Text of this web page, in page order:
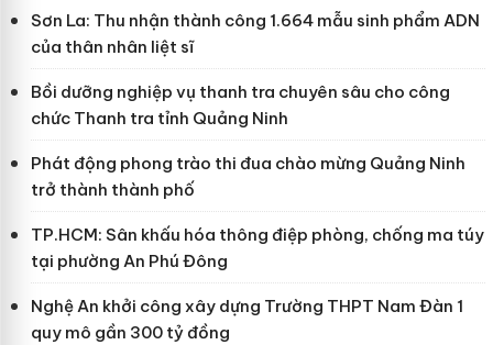
Sơn La: Thu nhận thành công 1.664 mẫu sinh phẩm ADN
của thân nhân liệt sĩ
Bồi dưỡng nghiệp vụ thanh tra chuyên sâu cho công
chức Thanh tra tỉnh Quảng Ninh
Phát động phong trào thi đua chào mừng Quảng Ninh
trở thành thành phố
TP.HCM: Sân khấu hóa thông điệp phòng, chống ma túy
tại phường An Phú Đông
Nghệ An khởi công xây dựng Trường THPT Nam Đàn 1
quy mô gần 300 tỷ đồng